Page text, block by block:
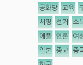
공화당 교육
서평 선거 소
애플 언론 여
일본 종교 중